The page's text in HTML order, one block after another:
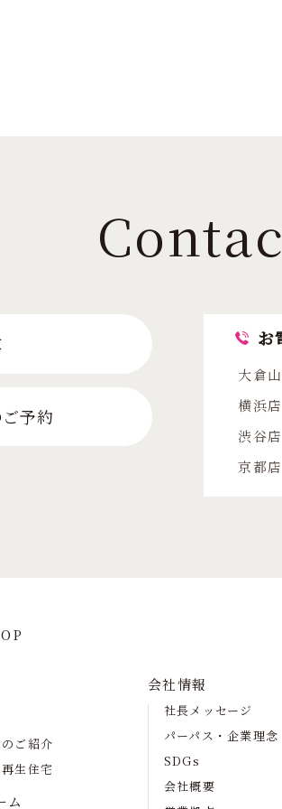
予約
お
大倉
横浜店
渋谷店
京都店
ご紹介
生住宅
ム
会社情報
社長メッセージ
パーパス・企業理念
SDGs
会社概要